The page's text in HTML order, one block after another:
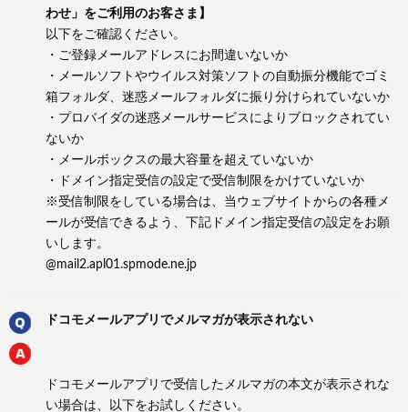
わせ」をご利用のお客さま】
以下をご確認ください。
・ご登録メールアドレスにお間違いないか
・メールソフトやウイルス対策ソフトの自動振分機能でゴミ
箱フォルダ、迷惑メールフォルダに振り分けられていないか
・プロバイダの迷惑メールサービスによりブロックされてい
ないか
・メールボックスの最大容量を超えていないか
・ドメイン指定受信の設定で受信制限をかけていないか
※受信制限をしている場合は、当ウェブサイトからの各種メ
ールが受信できるよう、下記ドメイン指定受信の設定をお願
いします。
@mail2.apl01.spmode.ne.jp
ドコモメールアプリでメルマガが表示されない
ドコモメールアプリで受信したメルマガの本文が表示されな
い場合は、以下をお試しください。